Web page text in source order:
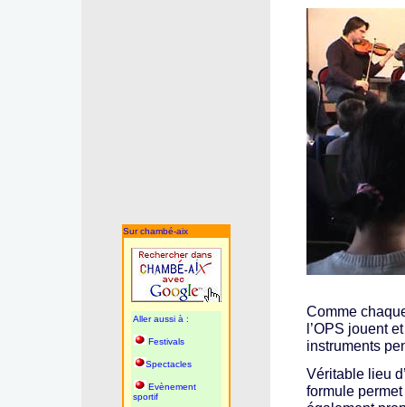
Sur chambé-aix
Aller aussi à :
Festivals
Spectacles
Evènement
sportif
Comme
l’OPS jouent
instruments
Véritable lieu
formule